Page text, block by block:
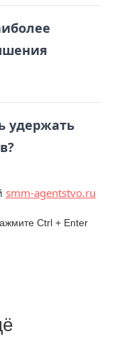
удержать
smm-agentstvo.ru
Ctrl + Enter